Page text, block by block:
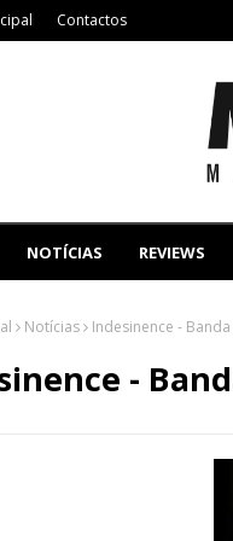
Contactos
NOTÍCIAS REVIEWS
Notícias Indesinence -
-